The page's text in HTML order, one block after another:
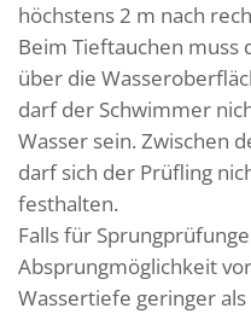
höchstens 2 m nach
Beim Tieftauchen muss
über die
darf der Schwimmer
Wasser sein. Zwischen
darf sich der Prüfling
festhalten.
Falls für
Absprungmöglichkeit
Wassertiefe geringer